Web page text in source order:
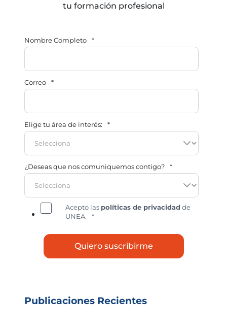
tu formación profesional
Nombre Completo *
Correo *
Elige tu área de interés: *
¿Deseas que nos comuniquemos contigo? *
Acepto las políticas de privacidad de
UNEA.
*
Publicaciones Recientes